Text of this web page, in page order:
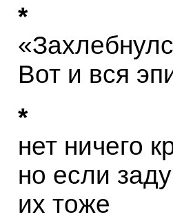
*
Вот и вся
*
нет ничего
но если
их тоже